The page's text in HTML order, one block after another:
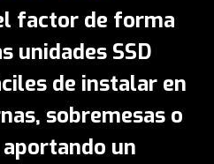
factor de forma
unidades SSD
de instalar en
sobremesas o
un